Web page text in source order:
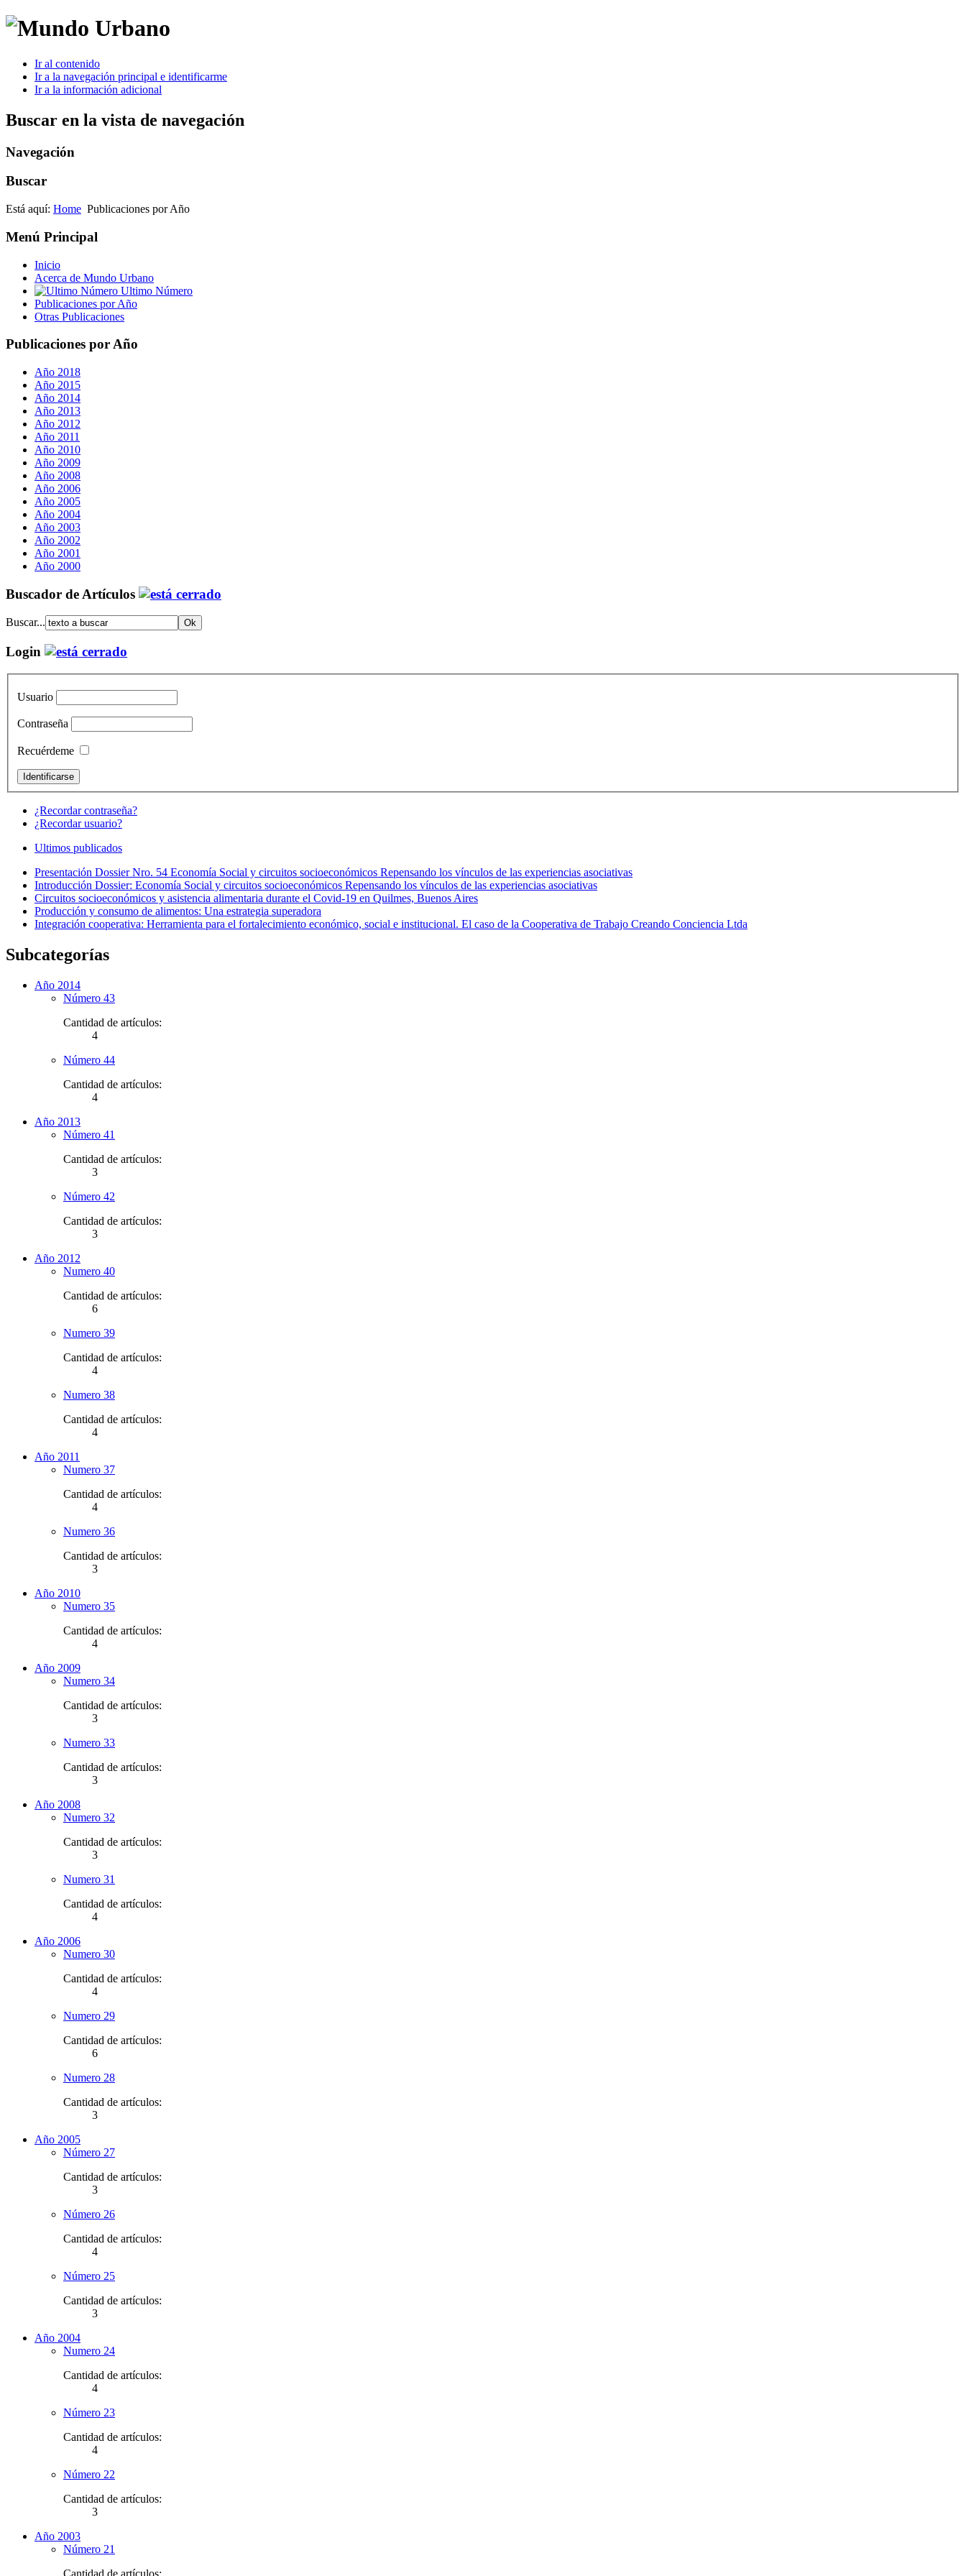
Ir al contenido
Ir a la navegación principal e identificarme
Ir a la información adicional
Buscar en la vista de navegación
Navegación
Buscar
Está aquí: Home Publicaciones por Año
Menú Principal
Inicio
Acerca de Mundo Urbano
Ultimo Número
Publicaciones por Año
Otras Publicaciones
Publicaciones por Año
Año 2018
Año 2015
Año 2014
Año 2013
Año 2012
Año 2011
Año 2010
Año 2009
Año 2008
Año 2006
Año 2005
Año 2004
Año 2003
Año 2002
Año 2001
Año 2000
Buscador de Artículos
Buscar...
Login
Usuario
Contraseña
Recuérdeme
¿Recordar contraseña?
¿Recordar usuario?
Ultimos publicados
Presentación Dossier Nro. 54 Economía Social y circuitos socioeconómicos Repensando los vínculos de las experiencias asociativas
Introducción Dossier: Economía Social y circuitos socioeconómicos Repensando los vínculos de las experiencias asociativas
Circuitos socioeconómicos y asistencia alimentaria durante el Covid-19 en Quilmes, Buenos Aires
Producción y consumo de alimentos: Una estrategia superadora
Integración cooperativa: Herramienta para el fortalecimiento económico, social e institucional. El caso de la Cooperativa de Trabajo Creando Conciencia Ltda
Subcategorías
Año 2014
Número 43
Cantidad de artículos:
4
Número 44
Cantidad de artículos:
4
Año 2013
Número 41
Cantidad de artículos:
3
Número 42
Cantidad de artículos:
3
Año 2012
Numero 40
Cantidad de artículos:
6
Numero 39
Cantidad de artículos:
4
Numero 38
Cantidad de artículos:
4
Año 2011
Numero 37
Cantidad de artículos:
4
Numero 36
Cantidad de artículos:
3
Año 2010
Numero 35
Cantidad de artículos:
4
Año 2009
Numero 34
Cantidad de artículos:
3
Numero 33
Cantidad de artículos:
3
Año 2008
Numero 32
Cantidad de artículos:
3
Numero 31
Cantidad de artículos:
4
Año 2006
Numero 30
Cantidad de artículos:
4
Numero 29
Cantidad de artículos:
6
Numero 28
Cantidad de artículos:
3
Año 2005
Número 27
Cantidad de artículos:
3
Número 26
Cantidad de artículos:
4
Número 25
Cantidad de artículos:
3
Año 2004
Numero 24
Cantidad de artículos:
4
Número 23
Cantidad de artículos:
4
Número 22
Cantidad de artículos:
3
Año 2003
Número 21